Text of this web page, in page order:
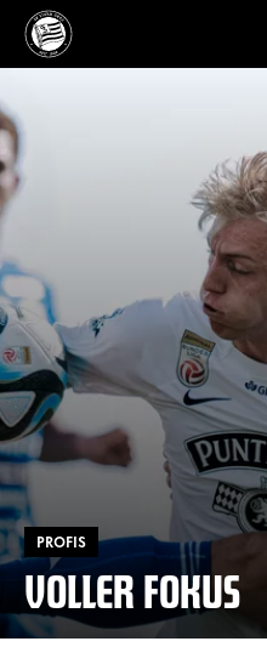
PROFIS
VOLLER FOKUS